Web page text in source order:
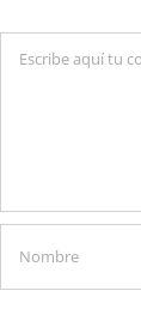
Comentario